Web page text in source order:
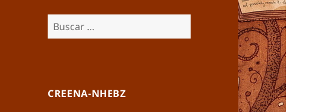
Buscar:
CREENA-NHEBZ